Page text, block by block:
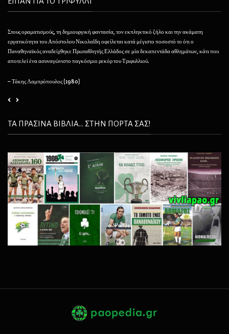
Στους οραματισμούς, τη δημιουργική φαντασία, τον εκπληκτικό ζήλο και την ακάματη
εργατικότητα του Απόστολου Νικολαΐδη οφείλεται κατά μέγιστο ποσοστό το ότι ο
Παναθηναϊκός αναδείχθηκε Πρωταθλητής Ελλάδος σε μία δεκαπεντάδα αθλημάτων, κάτι που
αποτελεί ένα ασυναγώνιστο παγκόσμιο ρεκόρ του Τριφυλλιού.
– Τάκης Λαμπρόπουλος (1980)
ΤΑ ΠΡΑΣΙΝΑ ΒΙΒΛΙΑ... ΣΤΗΝ ΠΟΡΤΑ ΣΑΣ!